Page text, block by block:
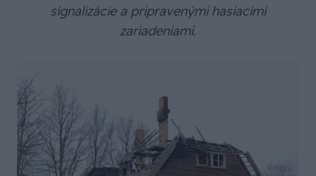
signalizácie a pripravenými hasiacimi
zariadeniami.